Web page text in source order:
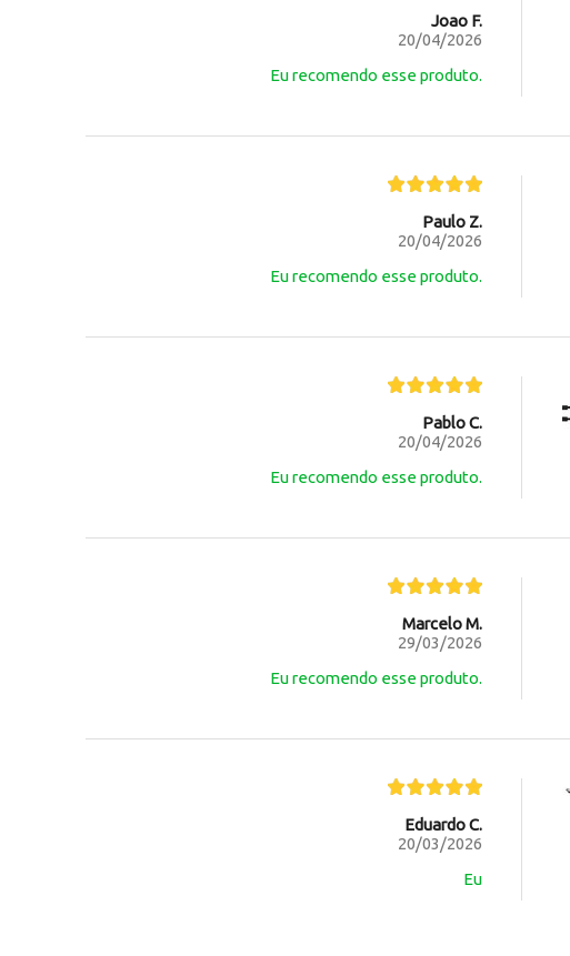
Joao F.
20/04/2026
Eu recomendo esse produto.
Paulo Z.
20/04/2026
Eu recomendo esse produto.
Pablo C.
20/04/2026
Eu recomendo esse produto.
Marcelo M.
29/03/2026
Eu recomendo esse produto.
Eduardo C.
20/03/2026
Eu